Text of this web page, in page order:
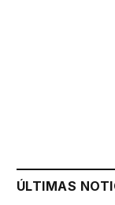
ÚLTIMAS